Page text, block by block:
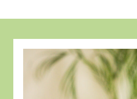
Mochis
Fruit